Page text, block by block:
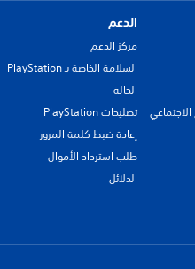
الدعم
مركز الدعم
السلامة الخاصة بـ PlayStation
الحالة
تصليحات PlayStation
إعادة ضبط كلمة المرور
طلب استرداد الأموال
الدلائل